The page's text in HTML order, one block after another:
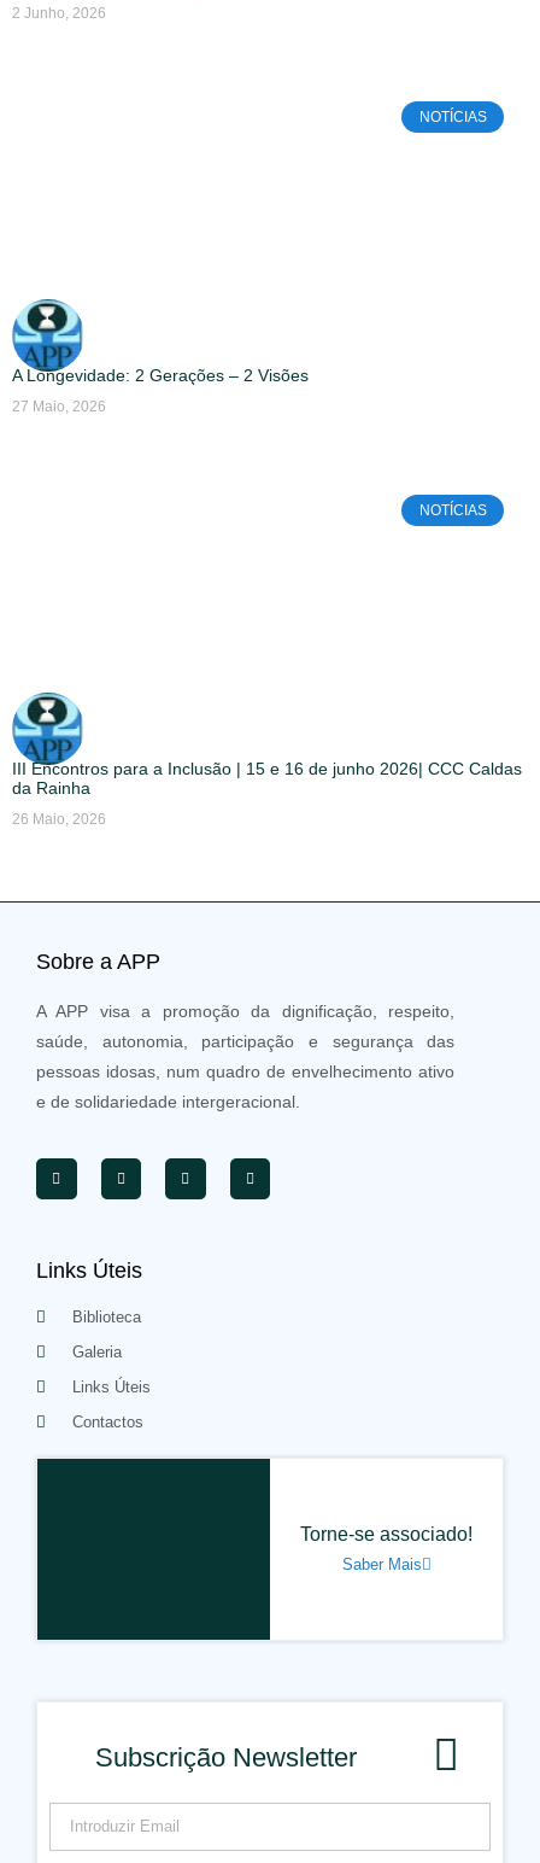
2 Junho, 2026
NOTÍCIAS
A Longevidade: 2 Gerações – 2 Visões
27 Maio, 2026
NOTÍCIAS
III Encontros para a Inclusão | 15 e 16 de junho 2026| CCC Caldas
da Rainha
26 Maio, 2026
Sobre a APP
A APP visa a promoção da dignificação, respeito,
saúde, autonomia, participação e segurança das
pessoas idosas, num quadro de envelhecimento ativo
e de solidariedade intergeracional.
Links Úteis
Biblioteca
Galeria
Links Úteis
Contactos
Torne-se associado!
Saber Mais
Subscrição Newsletter